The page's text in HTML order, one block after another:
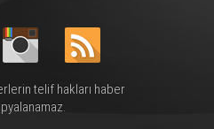
telif hakları haber